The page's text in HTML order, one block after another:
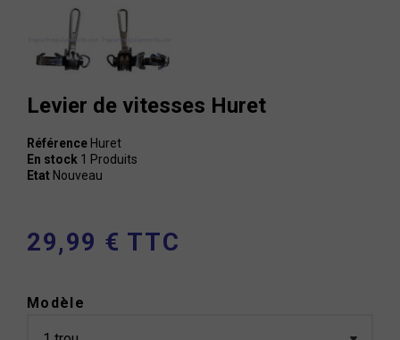
Levier de vitesses Huret
Référence Huret
En stock 1 Produits
Etat Nouveau
29,99 € TTC
Modèle